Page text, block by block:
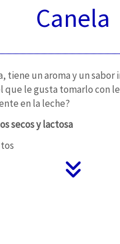
Canela
tiene un aroma y un
que le gusta tomarlo con
en la leche?
secos y lactosa